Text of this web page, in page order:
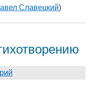
Славецкий)